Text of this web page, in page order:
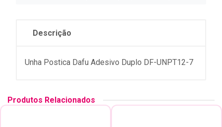
Descrição
Unha Postica Dafu Adesivo Duplo DF-UNPT12-7
Produtos Relacionados